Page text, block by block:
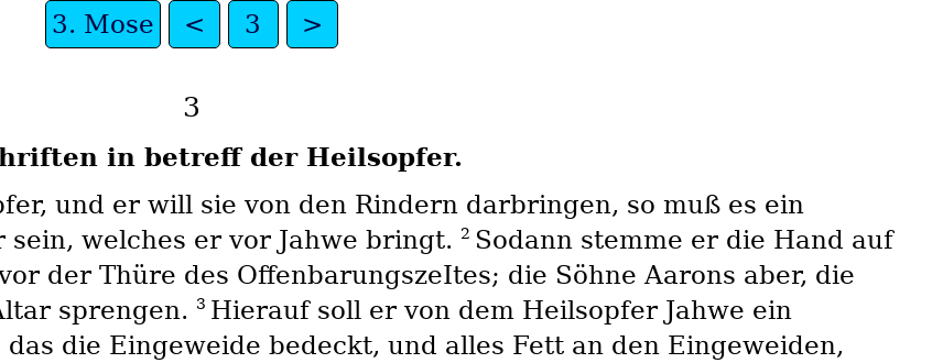
3. Mose < 3 >
3
in betreff der Heilsopfer.
und er will sie von den Rindern darbringen, so muß es ein
welches er vor Jahwe bringt. 2 Sodann stemme er die Hand auf
der Thüre des OffenbarungszeItes; die Söhne Aarons aber, die
sprengen. 3 Hierauf soll er von dem Heilsopfer Jahwe ein
die Eingeweide bedeckt, und alles Fett an den Eingeweiden,